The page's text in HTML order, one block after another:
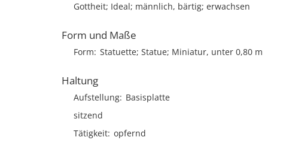
Gottheit; Ideal; männlich, bärtig; erwachsen
Form und Maße
Form Statuette; Statue; Miniatur, unter 0,80 m
Haltung
Aufstellung Basisplatte
sitzend
Tätigkeit opfernd